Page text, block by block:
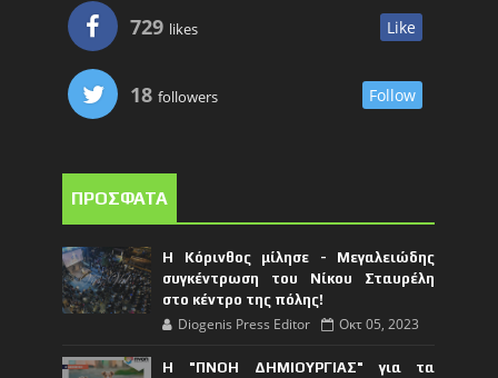
729 likes Like
18 followers Follow
ΠΡΟΣΦΑΤΑ
Η Κόρινθος μίλησε - Μεγαλειώδης
συγκέντρωση του Νίκου Σταυρέλη
στο κέντρο της πόλης!
Diogenis Press Editor Οκτ 05, 2023
Η "ΠΝΟΗ ΔΗΜΙΟΥΡΓΙΑΣ" για τα